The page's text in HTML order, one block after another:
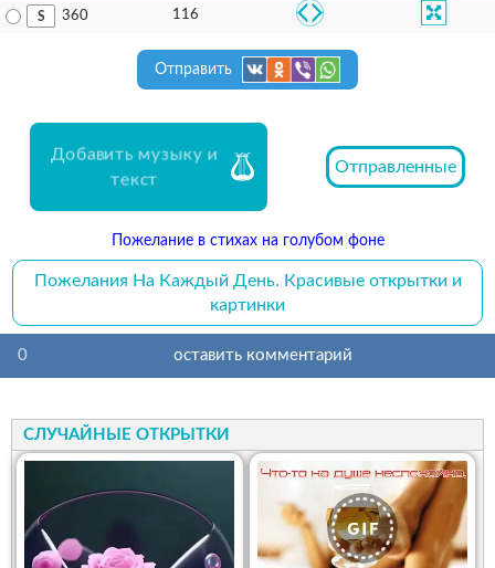
360 116
Отправить
Добавить музыку и
текст
Отправленные
Пожелание в стихах на голубом фоне
Пожелания На Каждый День. Красивые открытки и
картинки
0 оставить комментарий
СЛУЧАЙНЫЕ ОТКРЫТКИ